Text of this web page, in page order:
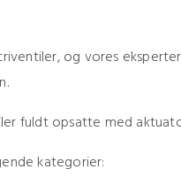
og vores
fuldt opsatte med
kategorier: